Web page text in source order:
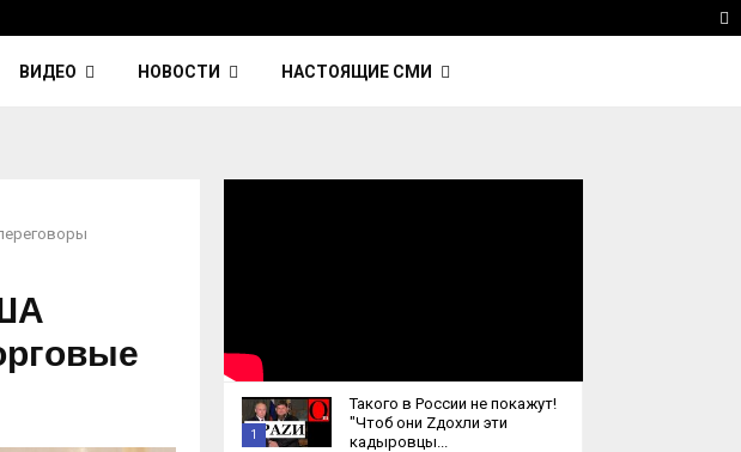
ВИДЕО НОВОСТИ НАСТОЯЩИЕ СМИ
1
Такого в России не покажут!
"Чтоб они Zдохли эти
кадыровцы...